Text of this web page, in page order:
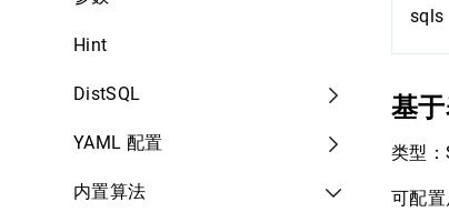
Hint
DistSQL
YAML 配置
内置算法
sqls
基
类型：
可配置